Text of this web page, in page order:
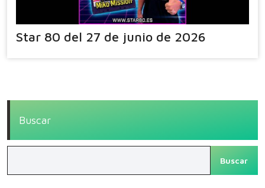
Star 80 del 27 de junio de 2026
Buscar
Buscar